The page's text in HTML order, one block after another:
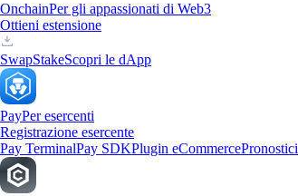
OnchainPer gli appassionati di Web3
Ottieni estensione
SwapStakeScopri le dApp
PayPer esercenti
Registrazione esercente
Pay TerminalPay SDKPlugin eCommercePronostici